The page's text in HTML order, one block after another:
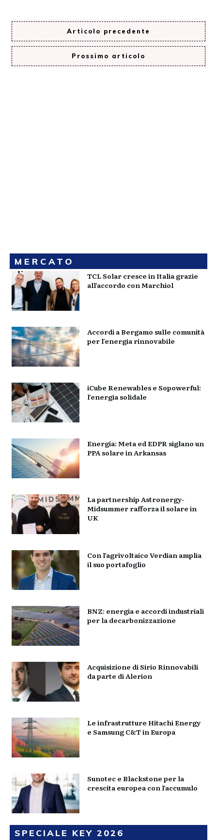
Articolo precedente
Prossimo articolo
MERCATO
TCL Solar cresce in Italia grazie
all’accordo con Marchiol
Accordi a Bergamo sulle comunità
per l’energia rinnovabile
iCube Renewables e Sopowerful:
l’energia solidale
Energia: Meta ed EDPR siglano un
PPA solare in Arkansas
La partnership Astronergy-
Midsummer rafforza il solare in
UK
Con l’agrivoltaico Verdian amplia
il suo portafoglio
BNZ: energia e accordi industriali
per la decarbonizzazione
Acquisizione di Sirio Rinnovabili
da parte di Alerion
Le infrastrutture Hitachi Energy
e Samsung C&T in Europa
Sunotec e Blackstone per la
crescita europea con l’accumulo
SPECIALE KEY 2026